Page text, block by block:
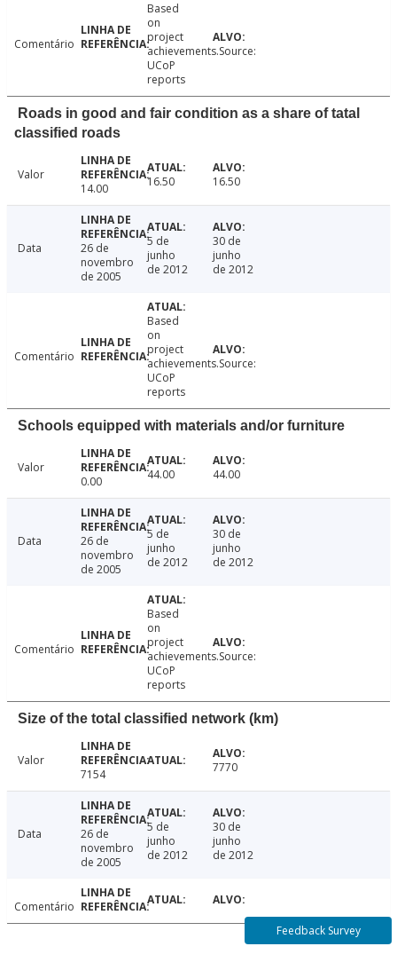
Comentário
Based
on
project
achievements.Source:
UCoP
reports
Roads in good and fair condition as a share of tatal
classified roads
Valor
14.00
16.50 16.50
Data
26 de
novembro
de 2005
5 de
junho
de 2012
30 de
junho
de 2012
Comentário
Based
on
project
achievements.Source:
UCoP
reports
Schools equipped with materials and/or furniture
Valor
0.00
44.00 44.00
Data
26 de
novembro
de 2005
5 de
junho
de 2012
30 de
junho
de 2012
Comentário
Based
on
project
achievements.Source:
UCoP
reports
Size of the total classified network (km)
Valor
7154
7770
Data
26 de
novembro
de 2005
5 de
junho
de 2012
30 de
junho
de 2012
Comentário
Feedback Survey